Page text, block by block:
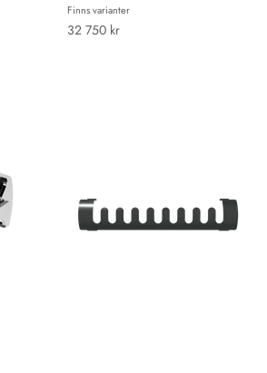
Finns varianter
REA-pris
32 750 kr